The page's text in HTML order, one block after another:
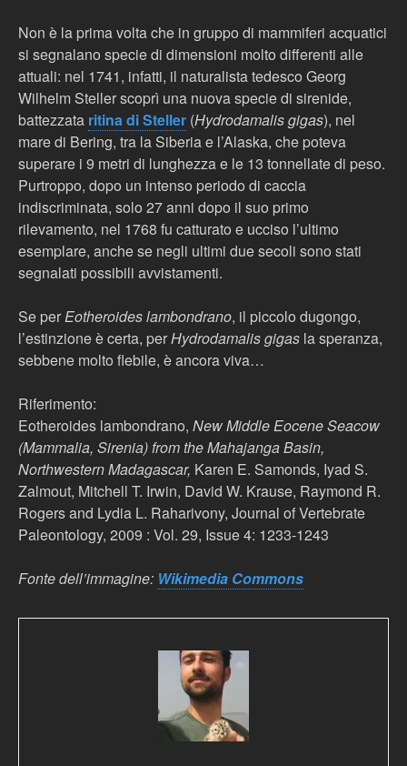
Non è la prima volta che in gruppo di mammiferi acquatici
si segnalano specie di dimensioni molto differenti alle
attuali: nel 1741, infatti, il naturalista tedesco Georg
Wilhelm Steller scoprì una nuova specie di sirenide,
battezzata ritina di Steller (Hydrodamalis gigas), nel
mare di Bering, tra la Siberia e l’Alaska, che poteva
superare i 9 metri di lunghezza e le 13 tonnellate di peso.
Purtroppo, dopo un intenso periodo di caccia
indiscriminata, solo 27 anni dopo il suo primo
rilevamento, nel 1768 fu catturato e ucciso l’ultimo
esemplare, anche se negli ultimi due secoli sono stati
segnalati possibili avvistamenti.
Se perEotheroides lambondrano, il piccolo dugongo,
l’estinzione è certa, perHydrodamalis gigas la speranza,
sebbene molto flebile, è ancora viva…
Riferimento:
Eotheroides lambondrano, New Middle Eocene Seacow
(Mammalia, Sirenia) from the Mahajanga Basin,
Northwestern Madagascar, Karen E. Samonds, Iyad S.
Zalmout, Mitchell T. Irwin, David W. Krause, Raymond R.
Rogers and Lydia L. Raharivony, Journal of Vertebrate
Paleontology, 2009 : Vol. 29, Issue 4: 1233-1243
Fonte dell’immagine: Wikimedia Commons